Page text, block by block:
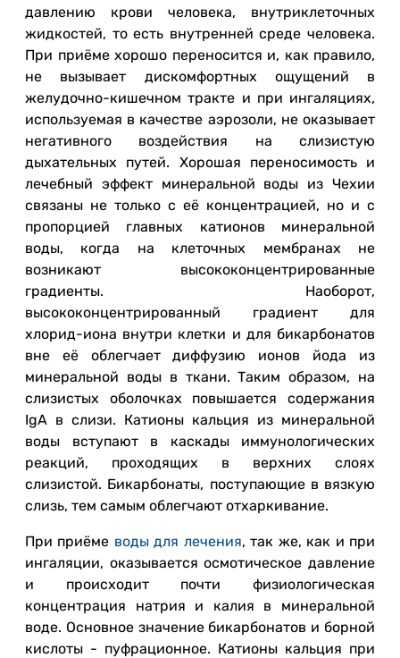
давлению крови человека, внутриклеточных
жидкостей, то есть внутренней среде человека.
При приёме хорошо переносится и, как правило,
не вызывает дискомфортных ощущений в
желудочно-кишечном тракте и при ингаляциях,
используемая в качестве аэрозоли, не оказывает
негативного воздействия на слизистую
дыхательных путей. Хорошая переносимость и
лечебный эффект минеральной воды из Чехии
связаны не только с её концентрацией, но и с
пропорцией главных катионов минеральной
воды, когда на клеточных мембранах не
возникают высококонцентрированные
градиенты. Наоборот,
высококонцентрированный градиент для
хлорид-иона внутри клетки и для бикарбонатов
вне её облегчает диффузию ионов йода из
минеральной воды в ткани. Таким образом, на
слизистых оболочках повышается содержания
IgA в слизи. Катионы кальция из минеральной
воды вступают в каскады иммунологических
реакций, проходящих в верхних слоях
слизистой. Бикарбонаты, поступающие в вязкую
слизь, тем самым облегчают отхаркивание.
При приёме воды для лечения, так же, как и при
ингаляции, оказывается осмотическое давление
и происходит почти физиологическая
концентрация натрия и калия в минеральной
воде. Основное значение бикарбонатов и борной
кислоты - пуфрационное. Катионы кальция при